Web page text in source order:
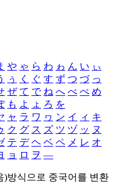
や ゃ ら わ ゎ ん い ぃ
ぅ く ぐ す ず つ づ っ
ぜ て で ね へ べ ぺ め
も よ ょ ろ を
ャ ラ ワ ヮ ン イ ィ キ
ク グ ス ズ ツ ヅ ッ ヌ
テ デ ヘ ベ ペ メ レ オ
ョ ロ ヲ ―
)방식으로 중국어를 변환